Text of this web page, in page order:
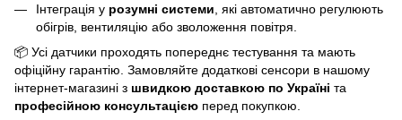
Інтеграція у розумні системи , які автоматично регулюють
обігрів, вентиляцію або зволоження повітря.
📦 Усі датчики проходять попереднє тестування та мають
офіційну гарантію. Замовляйте додаткові сенсори в нашому
інтернет-магазині з швидкою доставкою по Україні та
професійною консультацією перед покупкою.